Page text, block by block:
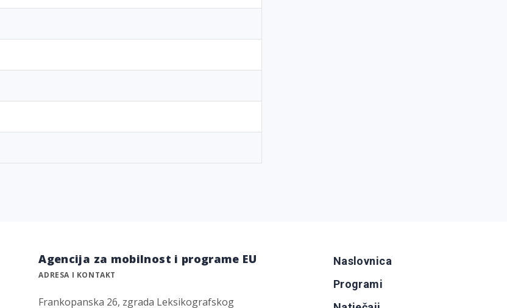
Agencija za mobilnost i programe EU
ADRESA I KONTAKT
Frankopanska 26, zgrada Leksikografskog
Naslovnica
Programi